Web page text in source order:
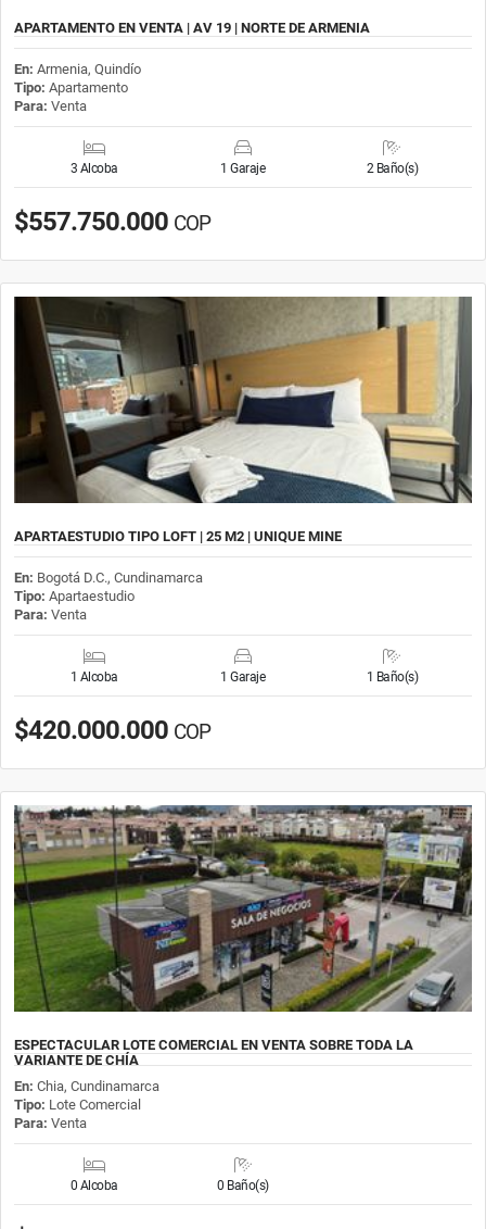
APARTAMENTO EN VENTA | AV 19 | NORTE DE ARMENIA
En: Armenia, Quindío
Tipo: Apartamento
Para: Venta
3 Alcoba 1 Garaje 2 Baño(s)
$557.750.000 COP
APARTAESTUDIO TIPO LOFT | 25 M2 | UNIQUE MINE
En: Bogotá D.C., Cundinamarca
Tipo: Apartaestudio
Para: Venta
1 Alcoba 1 Garaje 1 Baño(s)
$420.000.000 COP
ESPECTACULAR LOTE COMERCIAL EN VENTA SOBRE TODA LA
VARIANTE DE CHÍA
En: Chia, Cundinamarca
Tipo: Lote Comercial
Para: Venta
0 Alcoba 0 Baño(s)